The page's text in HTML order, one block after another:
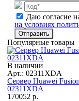
Даю согласие
на условиях
Отправить
Популярные товары
В наличии
Арт.: 02311XDA
Сервер Huawei
02311XDA
170052 р.